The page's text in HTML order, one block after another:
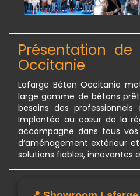
Présentation
Occitanie
Lafarge Béton Occitanie
large gamme de bétons
besoins des
Implantée au cœur de la
accompagne dans tous
d’aménagement extérieur
solutions fiables, innovantes